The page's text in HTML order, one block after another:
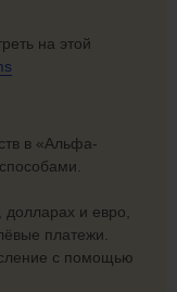
на этой
в «Альфа-
долларах и евро,
платежи.
с помощью